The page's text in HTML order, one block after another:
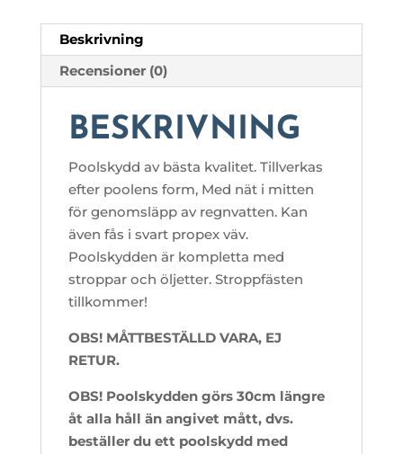
Beskrivning
Recensioner (0)
BESKRIVNING
Poolskydd av bästa kvalitet. Tillverkas
efter poolens form, Med nät i mitten
för genomsläpp av regnvatten. Kan
även fås i svart propex väv.
Poolskydden är kompletta med
stroppar och öljetter. Stroppfästen
tillkommer!
OBS! MÅTTBESTÄLLD VARA, EJ
RETUR.
OBS! Poolskydden görs 30cm längre
åt alla håll än angivet mått, dvs.
beställer du ett poolskydd med